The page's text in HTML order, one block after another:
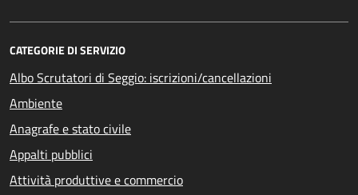
CATEGORIE DI SERVIZIO
Albo Scrutatori di Seggio: iscrizioni/cancellazioni
Ambiente
Anagrafe e stato civile
Appalti pubblici
Attività produttive e commercio